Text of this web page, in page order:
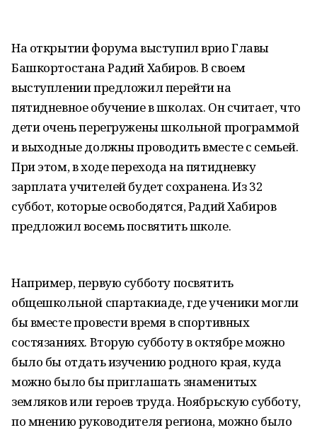
На открытии форума выступил врио Главы
Башкортостана Радий Хабиров. В своем
выступлении предложил перейти на
пятидневное обучение в школах. Он считает, что
дети очень перегружены школьной программой
и выходные должны проводить вместе с семьей.
При этом, в ходе перехода на пятидневку
зарплата учителей будет сохранена. Из 32
суббот, которые освободятся, Радий Хабиров
предложил восемь посвятить школе.
Например, первую субботу посвятить
общешкольной спартакиаде, где ученики могли
бы вместе провести время в спортивных
состязаниях. Вторую субботу в октябре можно
было бы отдать изучению родного края, куда
можно было бы приглашать знаменитых
земляков или героев труда. Ноябрьскую субботу,
по мнению руководителя региона, можно было